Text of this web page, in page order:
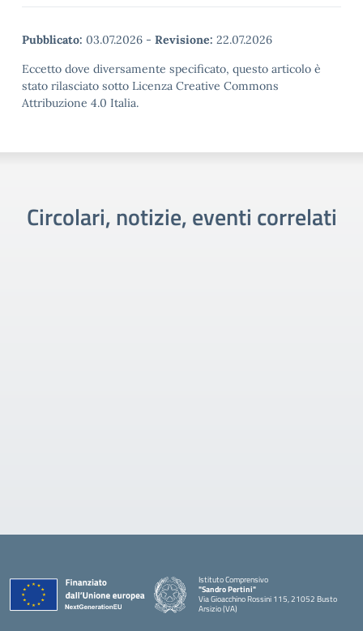
Pubblicato: 03.07.2026 - Revisione: 22.07.2026
Eccetto dove diversamente specificato, questo articolo è
stato rilasciato sotto Licenza Creative Commons
Attribuzione 4.0 Italia.
Circolari, notizie, eventi correlati
Istituto Comprensivo
"Sandro Pertini"
Via Gioacchino Rossini 115, 21052 Busto
Arsizio (VA)